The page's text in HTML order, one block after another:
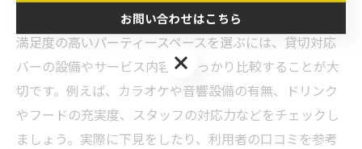
貸切対応バー選びで満足度アップを狙う
満足度の高いパーティースペースを選ぶには、貸切対応
バーの設備やサービス内容をしっかり比較することが大
切です。例えば、カラオケや音響設備の有無、ドリンク
やフードの充実度、スタッフの対応力などをチェックし
ましょう。実際に下見をしたり、利用者の口コミを参考
お問い合わせはこちら
お問い合わせはこちら